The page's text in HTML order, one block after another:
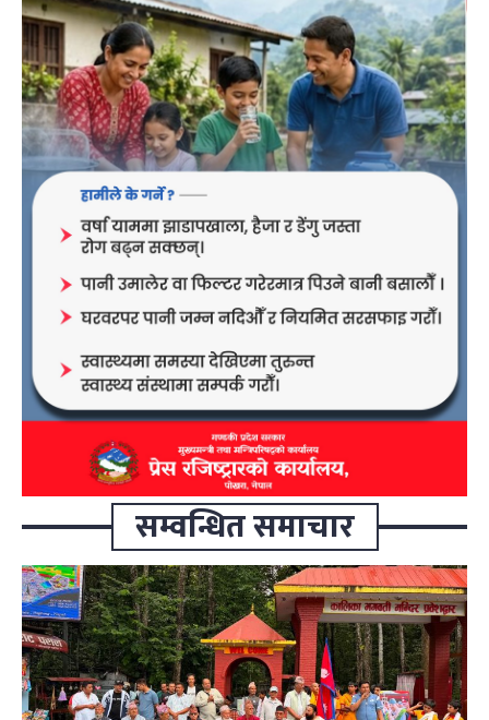
सम्वन्धित समाचार